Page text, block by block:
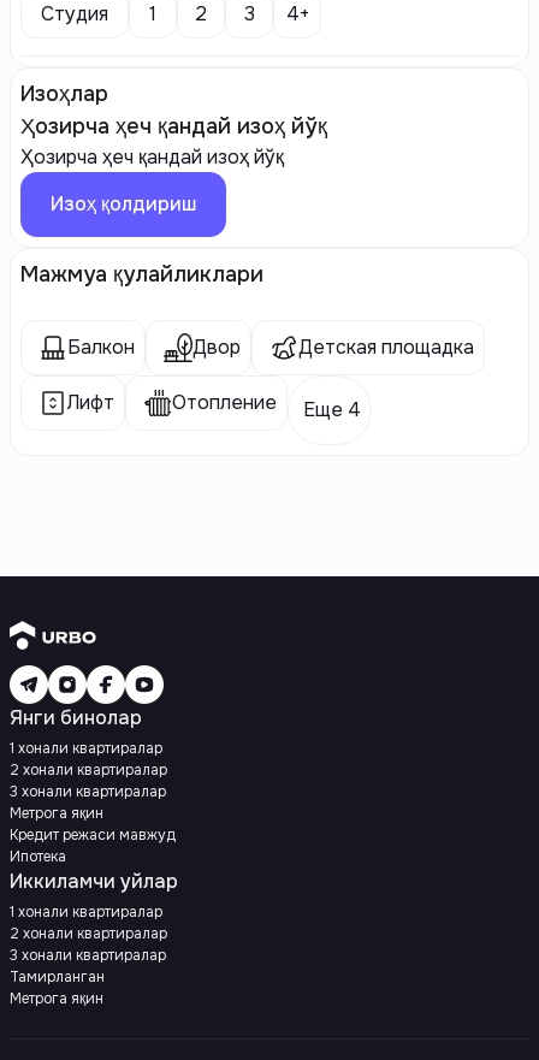
Студия
1 2 3 4+
Изоҳлар
Ҳозирча ҳеч қандай изоҳ йўқ
Ҳозирча ҳеч қандай изоҳ йўқ
Изоҳ қолдириш
Мажмуа қулайликлари
Балкон Двор Детская площадка
Лифт Отопление Еще 4
Янги бинолар
1 хонали квартиралар
2 хонали квартиралар
3 хонали квартиралар
Метрога яқин
Кредит режаси мавжуд
Ипотека
Иккиламчи уйлар
1 хонали квартиралар
2 хонали квартиралар
3 хонали квартиралар
Тамирланган
Метрога яқин